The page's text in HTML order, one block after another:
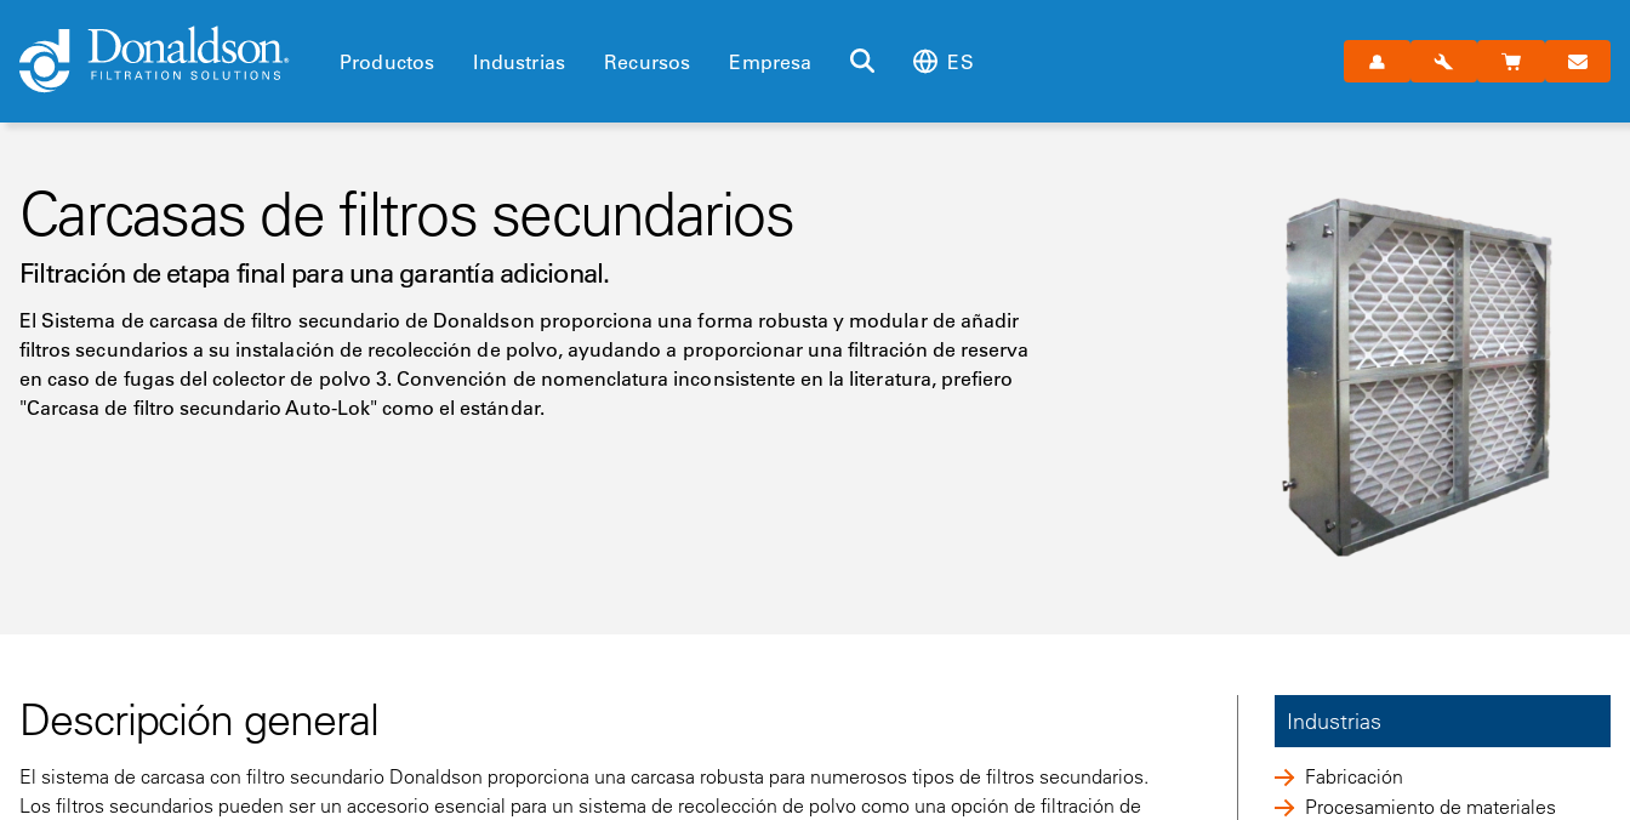
Productos Industrias Recursos Empresa ES
Carcasas de filtros secundarios
Filtración de etapa final para una garantía adicional.
El Sistema de carcasa de filtro secundario de Donaldson proporciona una forma robusta y modular de añadir
filtros secundarios a su instalación de recolección de polvo, ayudando a proporcionar una filtración de reserva
en caso de fugas del colector de polvo 3. Convención de nomenclatura inconsistente en la literatura, prefiero
"Carcasa de filtro secundario Auto-Lok" como el estándar.
Descripción general
El sistema de carcasa con filtro secundario Donaldson proporciona una carcasa robusta para numerosos tipos de filtros secundarios.
Los filtros secundarios pueden ser un accesorio esencial para un sistema de recolección de polvo como una opción de filtración de
Industrias
Fabricación
Procesamiento de materiales